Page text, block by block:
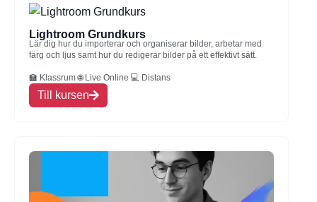
Lightroom Grundkurs
Lär dig hur du importerar och organiserar bilder, arbetar med
färg och ljus samt hur du redigerar bilder på ett effektivt sätt.
🏫 Klassrum 🌐 Live Online 💻 Distans
Till kursen